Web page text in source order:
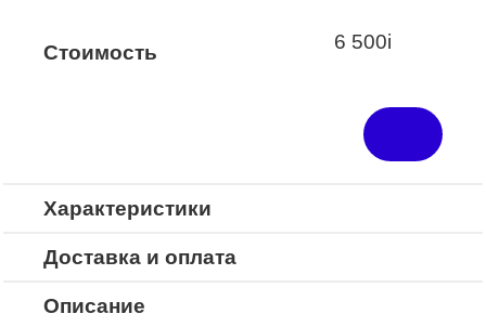
Стоимость 6 500i
Характеристики
Доставка и оплата
Описание